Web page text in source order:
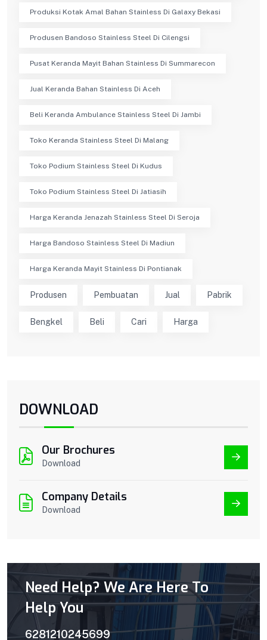
Produksi Kotak Amal Bahan Stainless Di Galaxy Bekasi
Produsen Bandoso Stainless Steel Di Cilengsi
Pusat Keranda Mayit Bahan Stainless Di Summarecon
Jual Keranda Bahan Stainless Di Aceh
Beli Keranda Ambulance Stainless Steel Di Jambi
Toko Keranda Stainless Steel Di Malang
Toko Podium Stainless Steel Di Kudus
Toko Podium Stainless Steel Di Jatiasih
Harga Keranda Jenazah Stainless Steel Di Seroja
Harga Bandoso Stainless Steel Di Madiun
Harga Keranda Mayit Stainless Di Pontianak
Produsen Pembuatan Jual Pabrik
Bengkel Beli Cari Harga
DOWNLOAD
Our Brochures
Download
Company Details
Download
Need Help? We Are Here To
Help You
6281210245699